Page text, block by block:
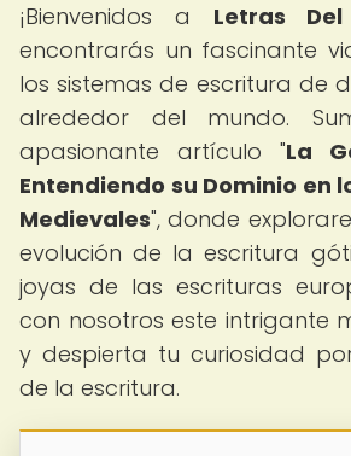
¡Bienvenidos a Letras
encontrarás un fascinante
los sistemas de escritura de
alrededor del mundo.
apasionante artículo "La
Entendiendo su Dominio en
Medievales", donde
evolución de la escritura
joyas de las escrituras
con nosotros este intrigante
y despierta tu curiosidad
de la escritura.